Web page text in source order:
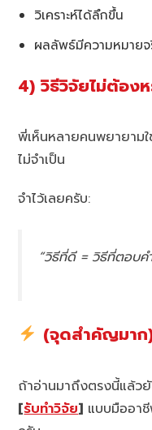
วิเคราะห์ได้ลึกขึ้น
ผลลัพธ์มีความหมาย
4) วิธีวิจัยไม่ต้อง
พี่เห็นหลายคนพยายาม
ไม่จำเป็น
จำไว้เลยครับ:
“วิธีที่ดี = วิธีที่ตอบค
(จุดสำคัญมาก
ถ้าอ่านมาถึงตรงนี้แล้ว
[รับทำวิจัย] แบบมืออา